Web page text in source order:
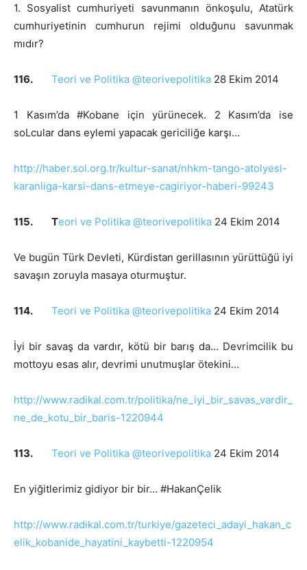
1. Sosyalist cumhuriyeti savunmanın önkoşulu, Atatürk
cumhuriyetinin cumhurun rejimi olduğunu savunmak
mıdır?
116. Teori ve Politika @teorivepolitika 28 Ekim 2014
1 Kasım’da #Kobane için yürünecek. 2 Kasım’da ise
soLcular dans eylemi yapacak gericiliğe karşı…
http://haber.sol.org.tr/kultur-sanat/nhkm-tango-atolyesi-
karanliga-karsi-dans-etmeye-cagiriyor-haberi-99243
115. Teori ve Politika @teorivepolitika 24 Ekim 2014
Ve bugün Türk Devleti, Kürdistan gerillasının yürüttüğü iyi
savaşın zoruyla masaya oturmuştur.
114. Teori ve Politika @teorivepolitika 24 Ekim 2014
İyi bir savaş da vardır, kötü bir barış da… Devrimcilik bu
mottoyu esas alır, devrimi unutmuşlar ötekini…
http://www.radikal.com.tr/politika/ne_iyi_bir_savas_vardir_
ne_de_kotu_bir_baris-1220944
113. Teori ve Politika @teorivepolitika 24 Ekim 2014
En yiğitlerimiz gidiyor bir bir… #HakanÇelik
http://www.radikal.com.tr/turkiye/gazeteci_adayi_hakan_c
elik_kobanide_hayatini_kaybetti-1220954